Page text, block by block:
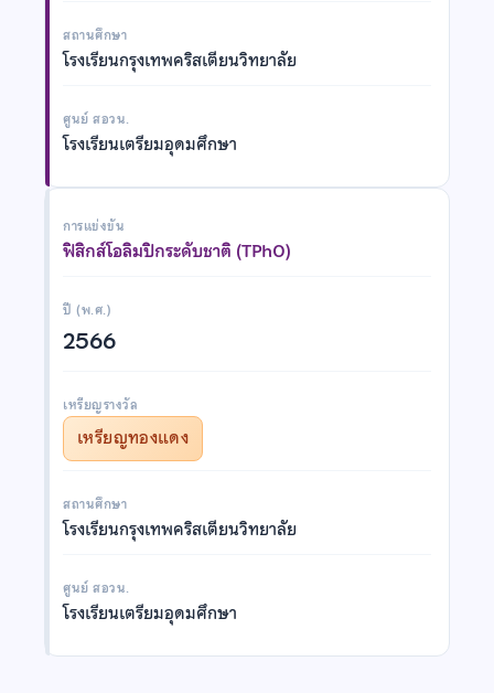
สถานศึกษา
โรงเรียนกรุงเทพคริสเตียนวิทยาลัย
ศูนย์ สอวน.
โรงเรียนเตรียมอุดมศึกษา
การแข่งขัน
ฟิสิกส์โอลิมปิกระดับชาติ (TPhO)
ปี (พ.ศ.)
2566
เหรียญรางวัล
เหรียญทองแดง
สถานศึกษา
โรงเรียนกรุงเทพคริสเตียนวิทยาลัย
ศูนย์ สอวน.
โรงเรียนเตรียมอุดมศึกษา